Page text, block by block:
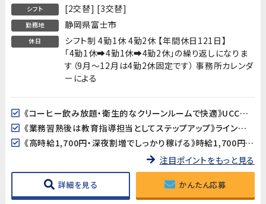
シフト [2交替] [3交替]
勤務地 静岡県富士市
休日
シフト制 4勤1休 4勤2休 【年間休日121日】
「4勤1休➡4勤1休➡4勤2休」の繰り返しになりま
す（9月～12月は4勤2休固定です） 事務所カレンダ
ーによる
《コーヒー飲み放題・衛生的なクリーンルームで快適》UCCの食品工場で、休憩時間にコーヒーが飲み放題！クリーンルーム（フル装備）・全体空調完備の清潔で快適な環境で働けます。
《業務習熟後は教育指導担当としてステップアップ》ライン作業を覚えた後は、当社スタッフや協力会社の作業者への教育・指導もお任せします。リーダー・指導者としてのキャリアを積みたい方に最適なポジションです。
《高時給1,700円・深夜割増でしっかり稼げる》時給1,700円に残業・深夜手当加算➡月収37万円以上可能!
注目ポイントをもっと見る
詳細を見る かんたん応募